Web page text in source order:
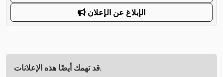
الإبلاغ عن الإعلان
قد تهمك أيضًا هذه الإعلانات.